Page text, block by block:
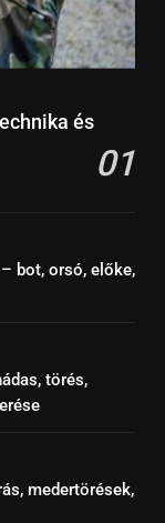
és
01
bot, orsó, előke,
törés,
medertörések,